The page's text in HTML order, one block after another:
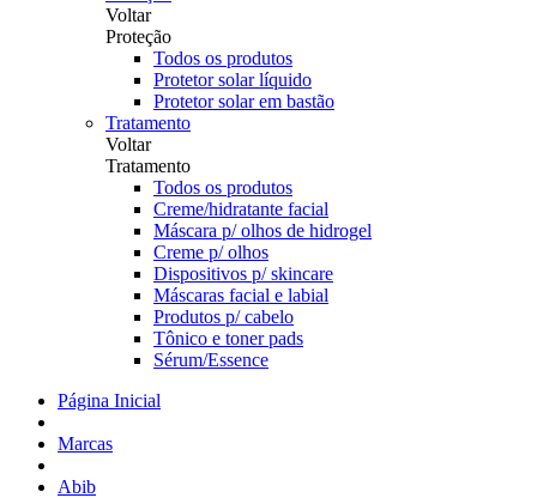
Voltar
Proteção
Todos os produtos
Protetor solar líquido
Protetor solar em bastão
Tratamento
Voltar
Tratamento
Todos os produtos
Creme/hidratante facial
Máscara p/ olhos de hidrogel
Creme p/ olhos
Dispositivos p/ skincare
Máscaras facial e labial
Produtos p/ cabelo
Tônico e toner pads
Sérum/Essence
Página Inicial
Marcas
Abib